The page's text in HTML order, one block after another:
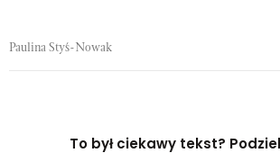
Paulina Styś-Nowak
To był ciekawy tekst?